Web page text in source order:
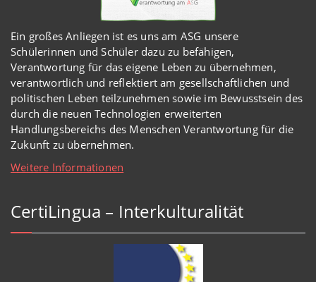
Ein großes Anliegen ist es uns am ASG unsere
Schülerinnen und Schüler dazu zu befähigen,
Verantwortung für das eigene Leben zu übernehmen,
verantwortlich und reflektiert am gesellschaftlichen und
politischen Leben teilzunehmen sowie im Bewusstsein des
durch die neuen Technologien erweiterten
Handlungsbereichs des Menschen Verantwortung für die
Zukunft zu übernehmen.
Weitere Informationen
CertiLingua – Interkulturalität